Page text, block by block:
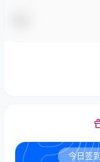
今日签到